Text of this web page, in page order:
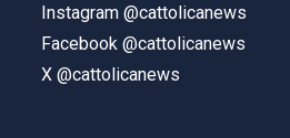
Instagram @cattolicanews
Facebook @cattolicanews
X @cattolicanews